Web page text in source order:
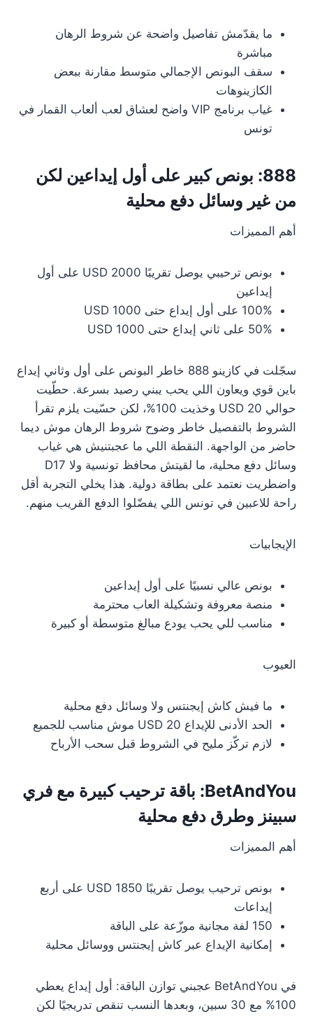
ما يقدّمش تفاصيل واضحة عن شروط الرهان
مباشرة
سقف البونص الإجمالي متوسط مقارنة ببعض
الكازينوهات
غياب برنامج VIP واضح لعشاق لعب ألعاب القمار في
تونس
888: بونص كبير على أول إيداعين لكن
من غير وسائل دفع محلية
أهم المميزات
بونص ترحيبي يوصل تقريبًا 2000 USD على أول
إيداعين
100% على أول إيداع حتى 1000 USD
50% على ثاني إيداع حتى 1000 USD
سجّلت في كازينو 888 خاطر البونص على أول وثاني إيداع
باين قوي ويعاون اللي يحب يبني رصيد بسرعة. حطّيت
حوالي 20 USD وخذيت 100%، لكن حسّيت يلزم تقرأ
الشروط بالتفصيل خاطر وضوح شروط الرهان موش ديما
حاضر من الواجهة. النقطة اللي ما عجبتنيش هي غياب
وسائل دفع محلية، ما لقيتش محافظ تونسية ولا D17
واضطريت نعتمد على بطاقة دولية. هذا يخلي التجربة أقل
راحة للاعبين في تونس اللي يفضّلوا الدفع القريب منهم.
الإيجابيات
بونص عالي نسبيًا على أول إيداعين
منصة معروفة وتشكيلة العاب محترمة
مناسب للي يحب يودع مبالغ متوسطة أو كبيرة
العيوب
ما فيش كاش إيجنتس ولا وسائل دفع محلية
الحد الأدنى للإيداع 20 USD موش مناسب للجميع
لازم تركّز مليح في الشروط قبل سحب الأرباح
BetAndYou: باقة ترحيب كبيرة مع فري
سبينز وطرق دفع محلية
أهم المميزات
بونص ترحيب يوصل تقريبًا 1850 USD على أربع
إيداعات
150 لفة مجانية موزّعة على الباقة
إمكانية الإيداع عبر كاش إيجنتس ووسائل محلية
في BetAndYou عجبني توازن الباقة: أول إيداع يعطي
100% مع 30 سبين، وبعدها النسب تنقص تدريجيًا لكن